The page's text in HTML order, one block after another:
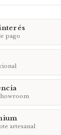
CORAZONES
DESCRIPCIÓN
Muñecas promedio
Muñecas más
Algunos modelos
adaptan
ajustables, otros
pago
artesanal